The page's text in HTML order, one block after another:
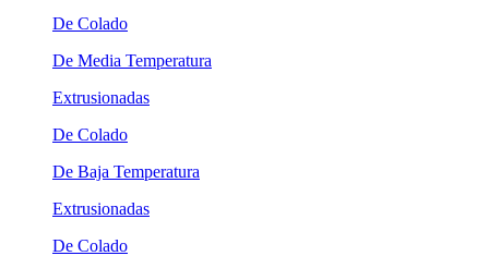
De Colado
De Media Temperatura
Extrusionadas
De Colado
De Baja Temperatura
Extrusionadas
De Colado